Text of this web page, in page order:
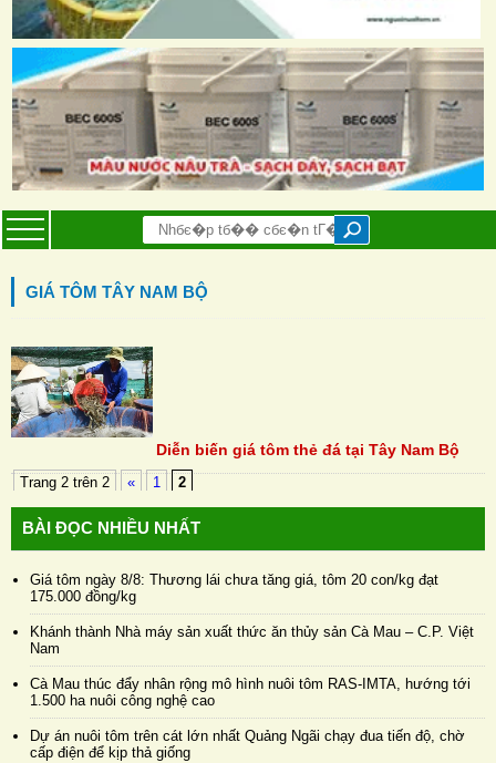
GIÁ TÔM TÂY NAM BỘ
Diễn biến giá tôm thẻ đá tại Tây Nam Bộ
Trang 2 trên 2 « 1 2
BÀI ĐỌC NHIỀU NHẤT
Giá tôm ngày 8/8: Thương lái chưa tăng giá, tôm 20 con/kg đạt
175.000 đồng/kg
Khánh thành Nhà máy sản xuất thức ăn thủy sản Cà Mau – C.P. Việt
Nam
Cà Mau thúc đẩy nhân rộng mô hình nuôi tôm RAS-IMTA, hướng tới
1.500 ha nuôi công nghệ cao
Dự án nuôi tôm trên cát lớn nhất Quảng Ngãi chạy đua tiến độ, chờ
cấp điện để kịp thả giống